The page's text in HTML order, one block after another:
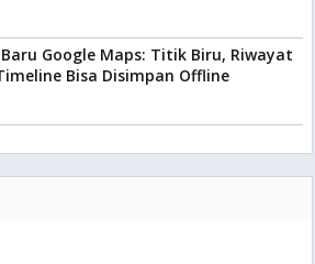
Google Maps: Titik Biru, Riwayat
Bisa Disimpan Offline